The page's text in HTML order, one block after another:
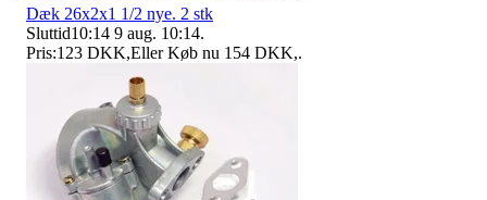
Dæk 26x2x1 1/2 nye. 2 stk
Sluttid10:14 9 aug. 10:14.
Pris:123 DKK,Eller Køb nu 154 DKK,.